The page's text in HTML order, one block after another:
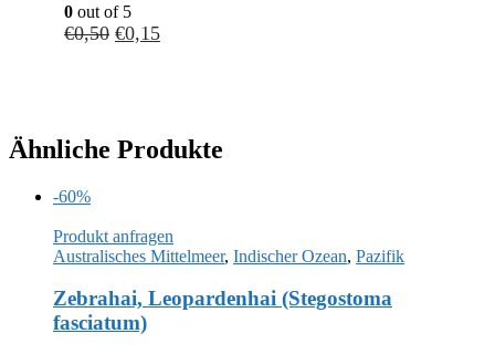
0 out of 5
€0,50 €0,15
Ähnliche Produkte
-60%
Produkt anfragen
Australisches Mittelmeer, Indischer Ozean, Pazifik
Zebrahai, Leopardenhai (Stegostoma
fasciatum)